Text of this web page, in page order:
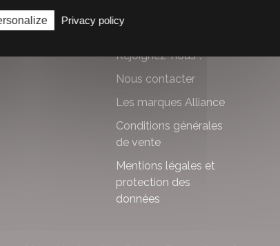
Rejoignez-nous !
Nous contacter
Les marques Alliance
Conditions générales
de vente
Mentions légales et
protection des
données
Privacy policy